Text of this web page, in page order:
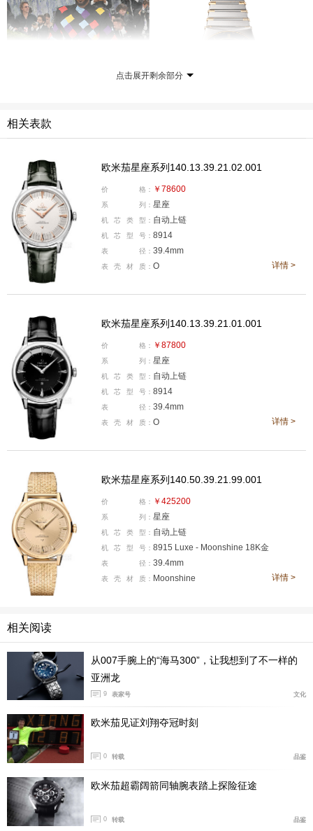
科尔曼·多明戈佩戴的是欧米茄星座系列曼哈顿古董腕
表，表壳尺寸为33毫米，由精钢与黄色18K金打造而成，
搭配黑色表盘。
康纳·斯托里 (Connor Storrie)
康纳·斯托里选择佩戴欧米茄星座系列天文台腕表，表壳
尺寸为39.4毫米，采用Moonshine 18K金打造。
多纳尔·芬恩 (Dónal Finn)
点击展开剩余部分
相关表款
欧米茄星座系列140.13.39.21.02.001
价 格： ￥78600
系 列： 星座
机 芯 类 型： 自动上链
机 芯 型 号： 8914
表 径： 39.4mm
表 壳 材 质： O 详情 >
欧米茄星座系列140.13.39.21.01.001
价 格： ￥87800
系 列： 星座
机 芯 类 型： 自动上链
机 芯 型 号： 8914
表 径： 39.4mm
表 壳 材 质： O 详情 >
欧米茄星座系列140.50.39.21.99.001
价 格： ￥425200
系 列： 星座
机 芯 类 型： 自动上链
机 芯 型 号： 8915 Luxe ‑ Moonshine 18K金
表 径： 39.4mm
表 壳 材 质： Moonshine 详情 >
相关阅读
从007手腕上的“海马300”，让我想到了不一样的
亚洲龙
9 表家号 文化
欧米茄见证刘翔夺冠时刻
0 转载 品鉴
欧米茄超霸阔箭同轴腕表踏上探险征途
0 转载 品鉴